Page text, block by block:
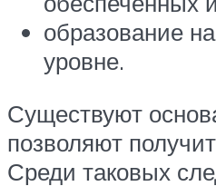
образование
уровне.
Существуют
позволяют
Среди таковых